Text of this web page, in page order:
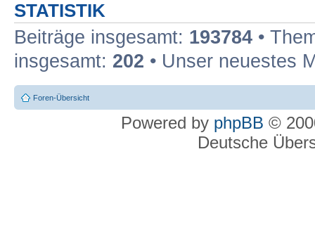
STATISTIK
Beiträge insgesamt: 193784 •
insgesamt: 202 • Unser neuestes
Foren-Übersicht
Powered by phpBB ©
Deutsche